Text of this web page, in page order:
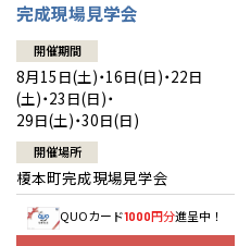
完成現場見学会
開催期間
8月15日(土)・16日(日)・22日
(土)・23日(日)・
29日(土)・30日(日)
開催場所
榎本町完成現場見学会
QUOカード1000円分進呈中！